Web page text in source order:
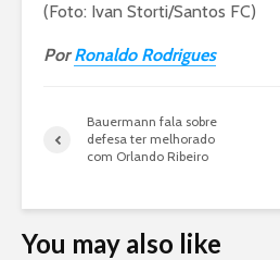
(Foto: Ivan Storti/Santos FC)
PorRonaldo Rodrigues
Bauermann fala sobre
defesa ter melhorado
com Orlando Ribeiro
You may also like